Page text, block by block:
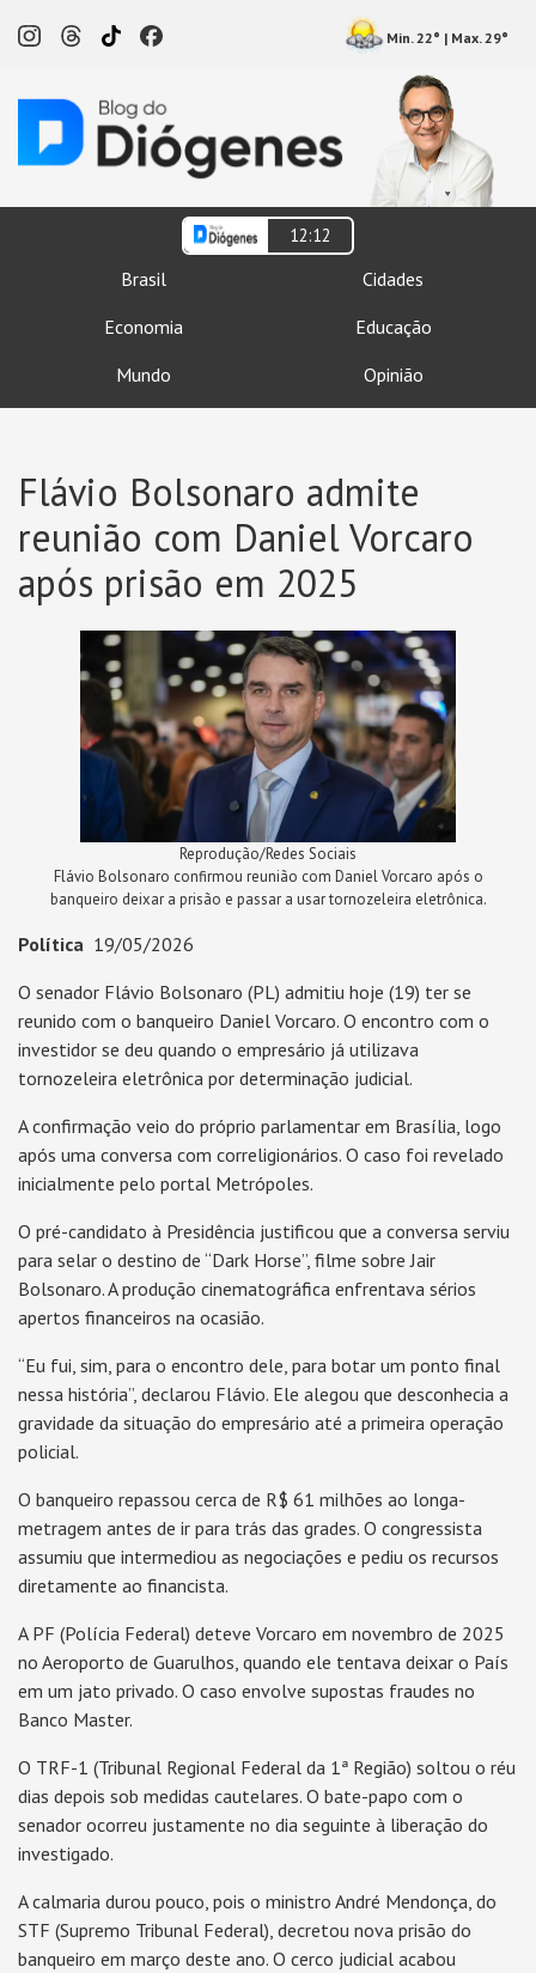
Min. 22° | Max. 29°
12:12
Brasil
Cidades
Economia
Educação
Mundo
Opinião
Flávio Bolsonaro admite
reunião com Daniel Vorcaro
após prisão em 2025
Reprodução/Redes Sociais
Flávio Bolsonaro confirmou reunião com Daniel Vorcaro após o
banqueiro deixar a prisão e passar a usar tornozeleira eletrônica.
Política 19/05/2026
O senador Flávio Bolsonaro (PL) admitiu hoje (19) ter se
reunido com o banqueiro Daniel Vorcaro. O encontro com o
investidor se deu quando o empresário já utilizava
tornozeleira eletrônica por determinação judicial.
A confirmação veio do próprio parlamentar em Brasília, logo
após uma conversa com correligionários. O caso foi revelado
inicialmente pelo portal Metrópoles.
O pré-candidato à Presidência justificou que a conversa serviu
para selar o destino de “Dark Horse”, filme sobre Jair
Bolsonaro. A produção cinematográfica enfrentava sérios
apertos financeiros na ocasião.
“Eu fui, sim, para o encontro dele, para botar um ponto final
nessa história”, declarou Flávio. Ele alegou que desconhecia a
gravidade da situação do empresário até a primeira operação
policial.
O banqueiro repassou cerca de R$ 61 milhões ao longa-
metragem antes de ir para trás das grades. O congressista
assumiu que intermediou as negociações e pediu os recursos
diretamente ao financista.
A PF (Polícia Federal) deteve Vorcaro em novembro de 2025
no Aeroporto de Guarulhos, quando ele tentava deixar o País
em um jato privado. O caso envolve supostas fraudes no
Banco Master.
O TRF-1 (Tribunal Regional Federal da 1ª Região) soltou o réu
dias depois sob medidas cautelares. O bate-papo com o
senador ocorreu justamente no dia seguinte à liberação do
investigado.
A calmaria durou pouco, pois o ministro André Mendonça, do
STF (Supremo Tribunal Federal), decretou nova prisão do
banqueiro em março deste ano. O cerco judicial acabou